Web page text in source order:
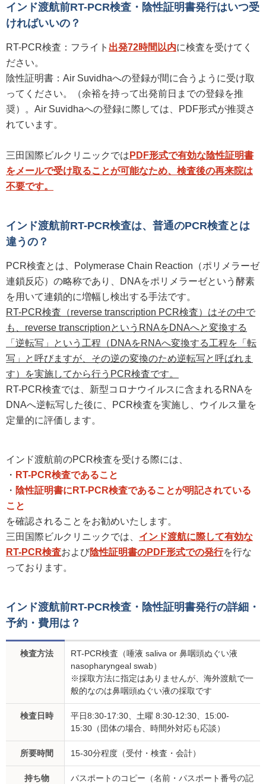
インド渡航前RT-PCR検査・陰性証明書発行はいつ受
ければいいの？
RT-PCR検査：フライト 出発72時間以内に検査を受けてく
ださい。
陰性証明書：Air Suvidhaへの登録が間に合うように受け取
ってください。（余裕を持って出発前日までの登録を推
奨）。Air Suvidhaへの登録に際しては、PDF形式が推奨さ
れています。
三田国際ビルクリニックでは PDF形式で有効な陰性証明書
をメールで受け取ることが可能なため、検査後の再来院は
不要です。
インド渡航前RT-PCR検査は、普通のPCR検査とは
違うの？
PCR検査とは、Polymerase Chain Reaction（ポリメラーゼ
連鎖反応）の略称であり、DNAをポリメラーゼという酵素
を用いて連鎖的に増幅し検出する手法です。
RT-PCR検査（reverse transcription PCR検査）はその中で
も、reverse transcriptionというRNAをDNAへと変換する
「逆転写」という工程（DNAをRNAへ変換する工程を「転
写」と呼びますが、その逆の変換のため逆転写と呼ばれま
す）を実施してから行うPCR検査です。
RT-PCR検査では、新型コロナウイルスに含まれるRNAを
DNAへ逆転写した後に、PCR検査を実施し、ウイルス量を
定量的に評価します。
インド渡航前のPCR検査を受ける際には、
・ RT-PCR検査であること
・ 陰性証明書にRT-PCR検査であることが明記されている
こと
を確認されることをお勧めいたします。
三田国際ビルクリニックでは、 インド渡航に際して有効な
RT-PCR検査および陰性証明書のPDF形式での発行を行な
っております。
インド渡航前RT-PCR検査・陰性証明書発行の詳細・
予約・費用は？
検査方法
RT-PCR検査（唾液 saliva or 鼻咽頭ぬぐい液
nasopharyngeal swab）
※採取方法に指定はありませんが、海外渡航で一
般的なのは鼻咽頭ぬぐい液の採取です
検査日時
平日8:30-17:30、土曜 8:30-12:30、15:00-
15:30（団体の場合、時間外対応も応談）
所要時間 15-30分程度（受付・検査・会計）
持ち物 パスポートのコピー（名前・パスポート番号の記